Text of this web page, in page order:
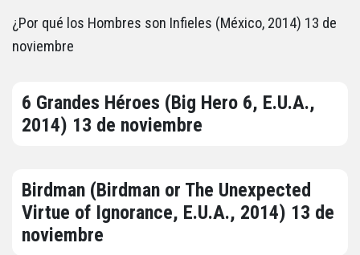
¿Por qué los Hombres son Infieles (México, 2014) 13 de
noviembre
6 Grandes Héroes (Big Hero 6, E.U.A.,
2014) 13 de noviembre
Birdman (Birdman or The Unexpected
Virtue of Ignorance, E.U.A., 2014) 13 de
noviembre